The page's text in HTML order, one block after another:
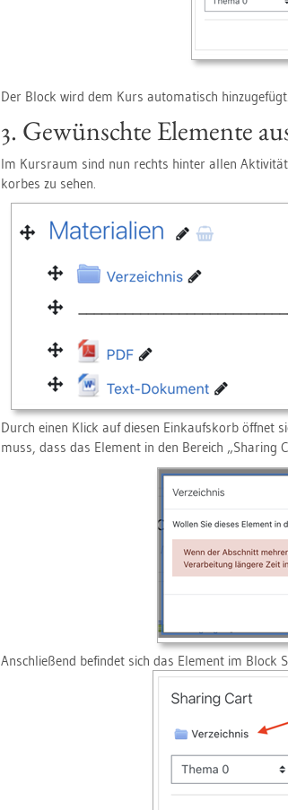
Der Block wird dem Kurs au­to­ma­tisch hin­zu­ge­fügt.
3. Ge­wünsch­te Ele­men­te
Im Kurs­raum sind nun rechts hin­ter allen
kor­bes zu sehen.
Durch einen Klick auf die­sen Ein­kaufs­korb öff­net
muss, dass das Ele­ment in den Be­reich „Sharing
An­schlie­ßend be­fin­det sich das Ele­ment im Block